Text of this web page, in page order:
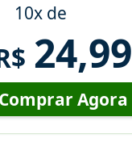
10x de
24,99
Comprar Agora